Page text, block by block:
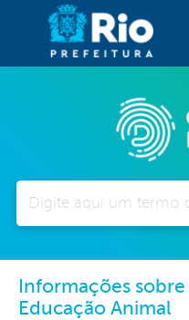
Informações
Educação Animal